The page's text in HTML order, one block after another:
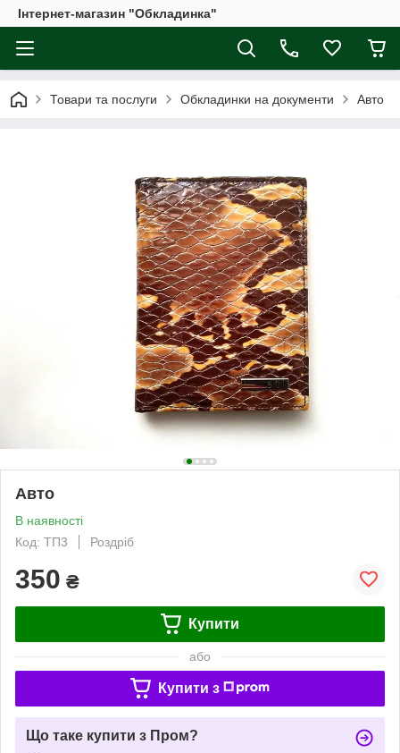
Інтернет-магазин "Обкладинка"
Товари та послуги Обкладинки на документи Авто
Авто
В наявності
Код: ТП3
Роздріб
350 ₴
Купити
або
Купити з
Що таке купити з Пром?